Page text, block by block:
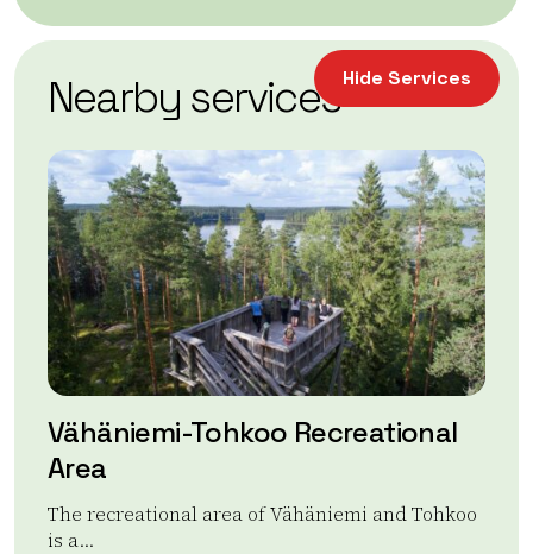
−
Leaflet| ©OpenStreetMap
Hide Services
Nearby services
Vähäniemi-Tohkoo Recreational
Area
The recreational area of Vähäniemi and Tohkoo
is a...